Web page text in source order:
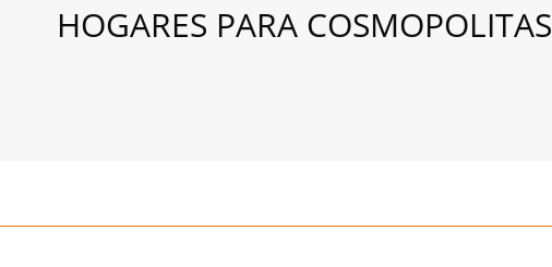
HOGARES PARA COSMOPOLITAS